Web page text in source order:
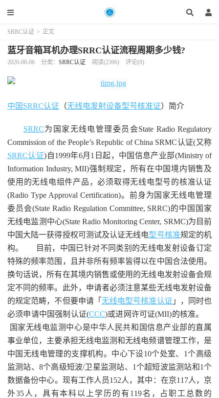
SRRC认证 > 正文
蓝牙音箱耳机办理SRRC认证流程周期多少钱?
2026-08-06 分类： SRRC认证 阅读(2306) 评论(0)
中国SRRC认证 （无线电发射设备型号核准证）简介
SRRC为国家无线电管理委员会State Radio Regulatory
Commission of the People’s Republic of China SRMC认证(又称
SRRC认证)自1999年6月1日起，中国信息产业部(Ministry of
Information Industry, MII)强制规定，所有在中国境内销售及
使用的无线电组件产品，必须取得无线电型号的核准认证
(Radio Type Approval Certification)。前身为国家无线电管理
委员会(State Radio Regulation Committee, SRRC)的中国国家
无线电监测中心(State Radio Monitoring Center, SRMC)为目前
中国大陆一获得授权可测试及认证无线电型号核准规定的机
构。 目前，中国已针对不同类别的无线电发射设备订定
特殊的频率范围，且并非所有频率皆得以在中国合法使用。
换句话说，所有在其境内销售或使用的无线电发射设备会规
定不同的频率。此外，申请者必须注意某些无线电发射设备
的规定范畴，不但要申请「 无线电型号核准认证 」，同时也
必须申请中国强制认证(CCC)或进网许可证(MII)的核准。
国家无线电监测中心是中华人民共和国信息产业部的直属
事业单位，主要承担无线电监测和无线电频谱管理工作，是
中国无线电管理的支撑机构。中心下设10个处室、1个高级
监测站、8个高级短波/卫星监测站、1个超短波监测站和1个
数据备份中心。现有工作人员152人，其中：在京117人，京
外35人，具有本科以上学历的有119名，占职工总数的